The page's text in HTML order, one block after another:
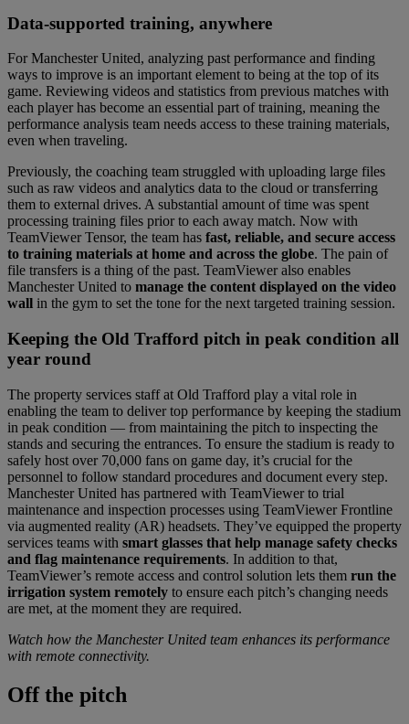
Data-supported training, anywhere
For Manchester United, analyzing past performance and finding
ways to improve is an important element to being at the top of its
game. Reviewing videos and statistics from previous matches with
each player has become an essential part of training, meaning the
performance analysis team needs access to these training materials,
even when traveling.
Previously, the coaching team struggled with uploading large files
such as raw videos and analytics data to the cloud or transferring
them to external drives. A substantial amount of time was spent
processing training files prior to each away match. Now with
TeamViewer Tensor, the team has fast, reliable, and secure access
to training materials at home and across the globe. The pain of
file transfers is a thing of the past. TeamViewer also enables
Manchester United to manage the content displayed on the video
wall in the gym to set the tone for the next targeted training session.
Keeping the Old Trafford pitch in peak condition all
year round
The property services staff at Old Trafford play a vital role in
enabling the team to deliver top performance by keeping the stadium
in peak condition — from maintaining the pitch to inspecting the
stands and securing the entrances. To ensure the stadium is ready to
safely host over 70,000 fans on game day, it’s crucial for the
personnel to follow standard procedures and document every step.
Manchester United has partnered with TeamViewer to trial
maintenance and inspection processes using TeamViewer Frontline
via augmented reality (AR) headsets. They’ve equipped the property
services teams with smart glasses that help manage safety checks
and flag maintenance requirements. In addition to that,
TeamViewer’s remote access and control solution lets them run the
irrigation system remotely to ensure each pitch’s changing needs
are met, at the moment they are required.
Watch how the Manchester United team enhances its performance
with remote connectivity.
Offthe pitch